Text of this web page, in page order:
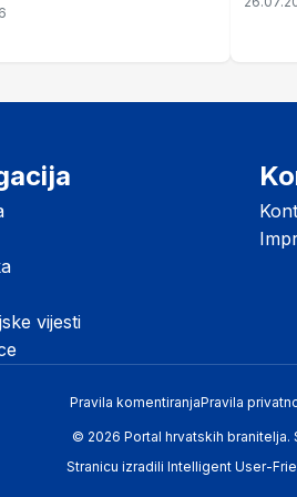
mir
vijesti
Pravila komentiranjaPravila
© 2026 Portal hrvatskih branitelja.
Stranicu izradili Intelligent User-